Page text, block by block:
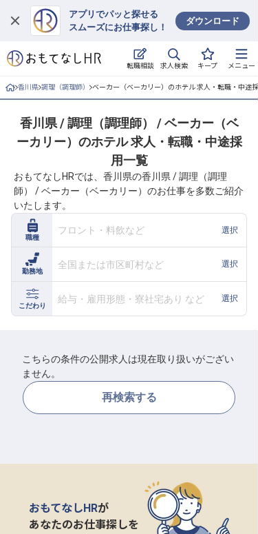
アプリでパッと探せる
スムーズにお仕事探し！
ダウンロード
転職相談 求人検索 キープ メニュー
ログイン
求人・施設を探す
就職・転職 合同説明会
おもてなしHRについて
ご利用の流れ
よくある質問
ホテル・宿泊業界情報コラム
採用をお考えの企業様へ
香川県 調理（調理師） ベーカー（ベーカリー）のホテル 求人・転職・中途採
香川県 / 調理（調理師） / ベーカー（ベ
ーカリー）のホテル 求人・転職・中途採
用一覧
おもてなしHRでは、香川県の香川県 / 調理（調理
師） / ベーカー（ベーカリー）のお仕事を多数ご紹介
いたします。
職種
フロント・料飲など 選択
勤務地
全国または市区町村など 選択
こだわり
給与・雇用形態・寮社宅あり など 選択
こちらの条件の公開求人は現在取り扱いがござい
ません。
再検索する
おもてなしHRが
あなたのお仕事探しを